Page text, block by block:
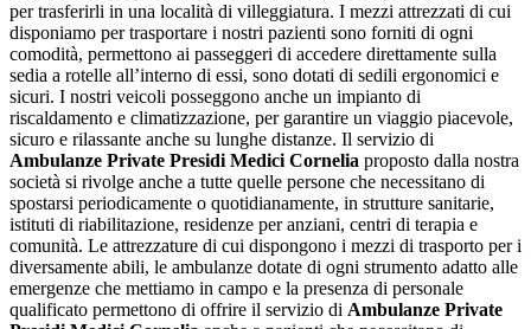
per trasferirli in una località di villeggiatura. I mezzi attrezzati di cui
disponiamo per trasportare i nostri pazienti sono forniti di ogni
comodità, permettono ai passeggeri di accedere direttamente sulla
sedia a rotelle all’interno di essi, sono dotati di sedili ergonomici e
sicuri. I nostri veicoli posseggono anche un impianto di
riscaldamento e climatizzazione, per garantire un viaggio piacevole,
sicuro e rilassante anche su lunghe distanze. Il servizio di
Ambulanze Private Presidi Medici Cornelia proposto dalla nostra
società si rivolge anche a tutte quelle persone che necessitano di
spostarsi periodicamente o quotidianamente, in strutture sanitarie,
istituti di riabilitazione, residenze per anziani, centri di terapia e
comunità. Le attrezzature di cui dispongono i mezzi di trasporto per i
diversamente abili, le ambulanze dotate di ogni strumento adatto alle
emergenze che mettiamo in campo e la presenza di personale
qualificato permettono di offrire il servizio di Ambulanze Private